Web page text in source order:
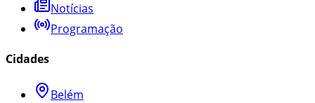
Notícias
Programação
Cidades
Belém